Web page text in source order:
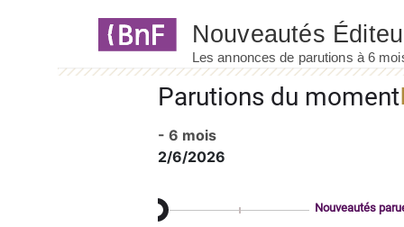
Parutions du moment
- 6 mois
2/6/2026
Nouveautés